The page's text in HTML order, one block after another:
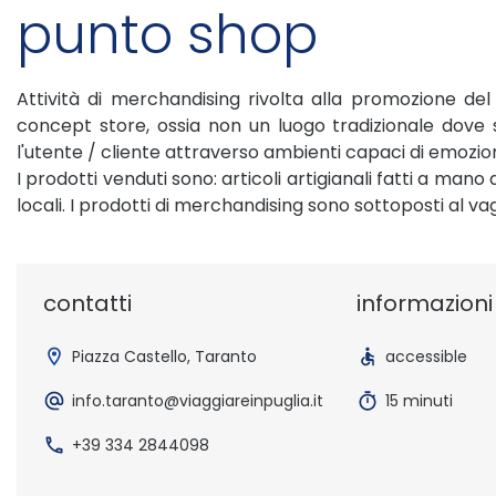
punto shop
Attività di merchandising rivolta alla promozione
concept store, ossia non un luogo tradizionale
l'utente / cliente attraverso ambienti capaci di
I prodotti venduti sono: articoli artigianali fatti a
locali. I prodotti di merchandising sono sottoposti al
contatti
Piazza Castello, Taranto
info.taranto@viaggiareinpuglia.it
+39 334 2844098
accessible
15 minuti